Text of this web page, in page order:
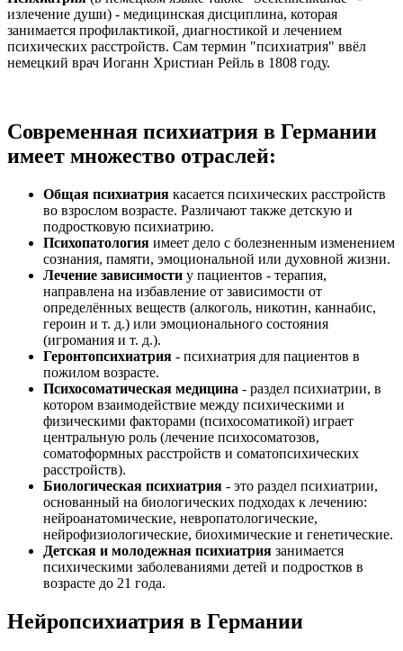
излечение души) - медицинская дисциплина, которая
занимается профилактикой, диагностикой и лечением
психических расстройств. Сам термин "психиатрия" ввёл
немецкий врач Иоганн Христиан Рейль в 1808 году.
Современная психиатрия в Германии
имеет множество отраслей:
Общая психиатрия касается психических расстройств
во взрослом возрасте. Различают также детскую и
подростковую психиатрию.
Психопатология имеет дело с болезненным изменением
сознания, памяти, эмоциональной или духовной жизни.
Лечение зависимости у пациентов - терапия,
направлена на избавление от зависимости от
определённых веществ (алкоголь, никотин, каннабис,
героин и т. д.) или эмоционального состояния
(игромания и т. д.).
Геронтопсихиатрия - психиатрия для пациентов в
пожилом возрасте.
Психосоматическая медицина - раздел психиатрии, в
котором взаимодействие между психическими и
физическими факторами (психосоматикой) играет
центральную роль (лечение психосоматозов,
соматоформных расстройств и соматопсихических
расстройств).
Биологическая психиатрия - это раздел психиатрии,
основанный на биологических подходах к лечению:
нейроанатомические, невропатологические,
нейрофизиологические, биохимические и генетические.
Детская и молодежная психиатрия занимается
психическими заболеваниями детей и подростков в
возрасте до 21 года.
Нейропсихиатрия в Германии